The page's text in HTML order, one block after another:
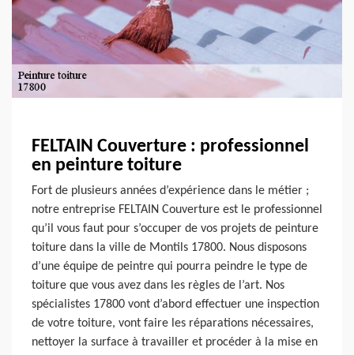
FELTAIN Couverture : professionnel
en peinture toiture
Fort de plusieurs années d’expérience dans le métier ;
notre entreprise FELTAIN Couverture est le professionnel
qu’il vous faut pour s’occuper de vos projets de peinture
toiture dans la ville de Montils 17800. Nous disposons
d’une équipe de peintre qui pourra peindre le type de
toiture que vous avez dans les règles de l’art. Nos
spécialistes 17800 vont d’abord effectuer une inspection
de votre toiture, vont faire les réparations nécessaires,
nettoyer la surface à travailler et procéder à la mise en